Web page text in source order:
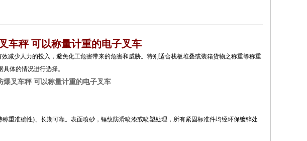
车秤 可以称量计重的电子叉车
减少人力的投入，避免化工危害带来的危害和威胁。特别适合栈板堆叠或装箱货物之称重等称重
体的情况进行选择。
爆叉车秤 可以称量计重的电子叉车
重准确性)、长期可靠。表面喷砂，锤纹防滑喷漆或喷塑处理，所有紧固标准件均经环保镀锌处